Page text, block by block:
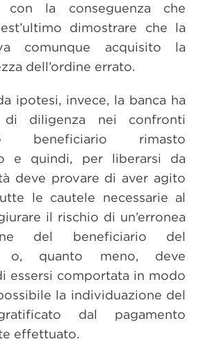
con la conseguenza che
dimostrare che la
comunque acquisito la
dell’ordine errato.
ipotesi, invece, la banca ha
diligenza nei confronti
beneficiario rimasto
e quindi, per liberarsi da
deve provare di aver agito
le cautele necessarie al
il rischio di un’erronea
del beneficiario del
o, quanto meno, deve
essersi comportata in modo
la individuazione del
dal pagamento
effettuato.